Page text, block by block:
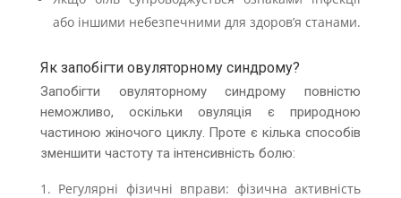
або іншими небезпечними для здоров’я станами.
Як запобігти овуляторному синдрому?
Запобігти овуляторному синдрому повністю
неможливо, оскільки овуляція є природною
частиною жіночого циклу. Проте є кілька способів
зменшити частоту та інтенсивність болю:
Регулярні фізичні вправи: фізична активність